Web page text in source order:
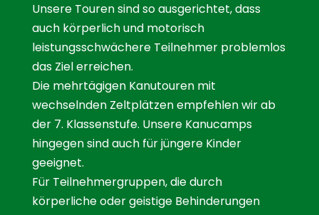
Unsere Touren sind so ausgerichtet, dass
auch körperlich und motorisch
leistungsschwächere Teilnehmer problemlos
das Ziel erreichen.
Die mehrtägigen Kanutouren mit
wechselnden Zeltplätzen empfehlen wir ab
der 7. Klassenstufe. Unsere Kanucamps
hingegen sind auch für jüngere Kinder
geeignet.
Für Teilnehmergruppen, die durch
körperliche oder geistige Behinderungen